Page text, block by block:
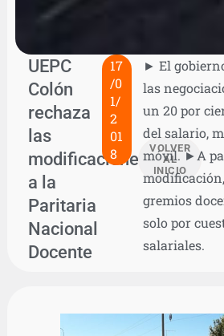
UEPC
Colón
rechaza
las
modificaciones
a la
Paritaria
Nacional
Docente
17
/0
1/
2
01
8
VOLVER
AL
INICIO
► El
las
un 20 por
del salario,
móvil. ►A
gremios
solo por
salariales.